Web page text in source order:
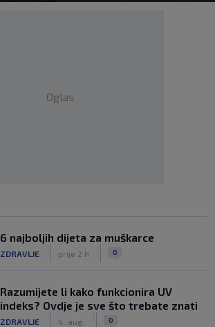
Oglas
6 najboljih dijeta za muškarce
ZDRAVLJE prije 2 h 0
Razumijete li kako funkcionira UV
indeks? Ovdje je sve što trebate znati
ZDRAVLJE 4. aug. 0